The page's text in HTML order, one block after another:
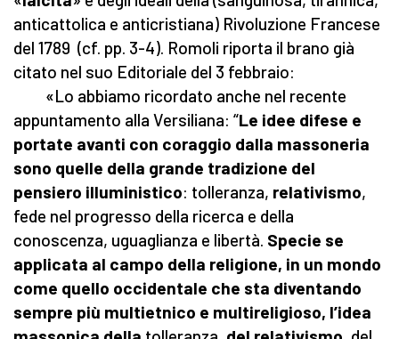
anticattolica e anticristiana) Rivoluzione Francese
del 1789 (cf. pp. 3-4). Romoli riporta il brano già
citato nel suo Editoriale del 3 febbraio:
«Lo abbiamo ricordato anche nel recente
appuntamento alla Versiliana: “Le idee difese e
portate avanti con coraggio dalla massoneria
sono quelle della grande tradizione del
pensiero illuministico: tolleranza, relativismo,
fede nel progresso della ricerca e della
conoscenza, uguaglianza e libertà. Specie se
applicata al campo della religione, in un mondo
come quello occidentale che sta diventando
sempre più multietnico e multireligioso, l’idea